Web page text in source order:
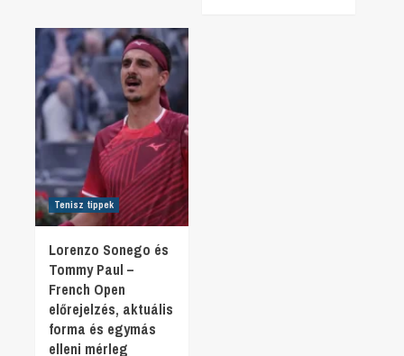
Tenisz tippek
Lorenzo Sonego és
Tommy Paul –
French Open
előrejelzés, aktuális
forma és egymás
elleni mérleg